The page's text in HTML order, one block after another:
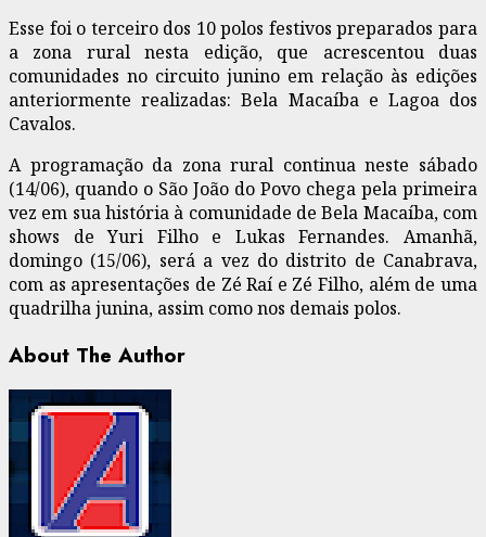
Esse foi o terceiro dos 10 polos festivos preparados para
a zona rural nesta edição, que acrescentou duas
comunidades no circuito junino em relação às edições
anteriormente realizadas: Bela Macaíba e Lagoa dos
Cavalos.
A programação da zona rural continua neste sábado
(14/06), quando o São João do Povo chega pela primeira
vez em sua história à comunidade de Bela Macaíba, com
shows de Yuri Filho e Lukas Fernandes. Amanhã,
domingo (15/06), será a vez do distrito de Canabrava,
com as apresentações de Zé Raí e Zé Filho, além de uma
quadrilha junina, assim como nos demais polos.
About The Author